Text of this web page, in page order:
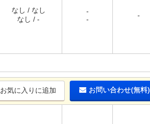
なし / なし
なし / -
-
-
-
お気に入りに追加 お問い合わせ(無料)